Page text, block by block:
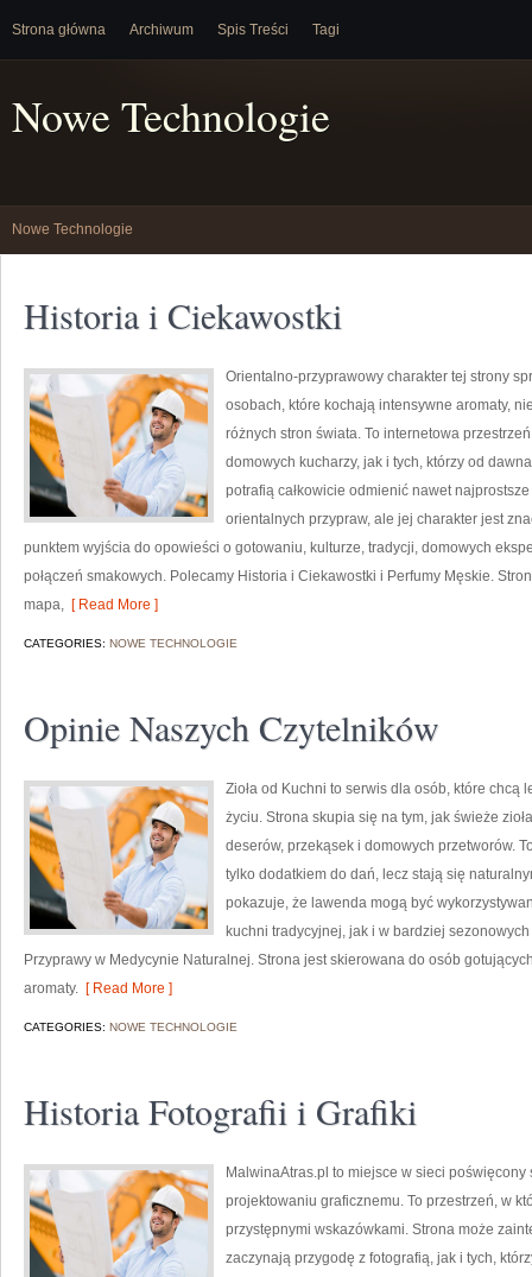
Strona główna Archiwum Spis Treści Tagi
Nowe Technologie
Nowe Technologie
Historia i Ciekawostki
Orientalno-przyprawowy charakter tej strony
osobach, które kochają intensywne aromaty,
różnych stron świata. To internetowa
domowych kucharzy, jak i tych, którzy od
potrafią całkowicie odmienić nawet
orientalnych przypraw, ale jej charakter jest
punktem wyjścia do opowieści o gotowaniu, kulturze, tradycji, domowych
połączeń smakowych. Polecamy Historia i Ciekawostki i Perfumy Męskie.
mapa, [ Read More ]
CATEGORIES: NOWE TECHNOLOGIE
Opinie Naszych Czytelników
Zioła od Kuchni to serwis dla osób, które chcą
życiu. Strona skupia się na tym, jak świeże
deserów, przekąsek i domowych przetworów.
tylko dodatkiem do dań, lecz stają się
pokazuje, że lawenda mogą być
kuchni tradycyjnej, jak i w bardziej
Przyprawy w Medycynie Naturalnej. Strona jest skierowana do osób
aromaty. [ Read More ]
CATEGORIES: NOWE TECHNOLOGIE
Historia Fotografii i Grafiki
MalwinaAtras.pl to miejsce w sieci
projektowaniu graficznemu. To przestrzeń, w
przystępnymi wskazówkami. Strona może
zaczynają przygodę z fotografią, jak i tych,